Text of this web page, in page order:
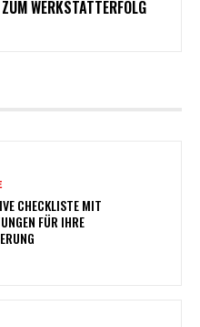
WERKSTATTERFOLG
CHECKLISTE MIT
FÜR IHRE